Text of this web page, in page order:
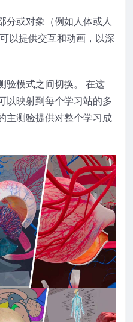
分或对象（例如人体或人
以提供交互和动画，以深
验模式之间切换。 在这
以映射到每个学习站的多
主测验提供对整个学习成